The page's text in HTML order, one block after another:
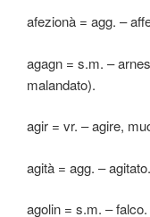
afezionà = agg. –
agagn = s.m. –
malandato).
agir = vr. – agire,
agità = agg. – agitato.
agolin = s.m. – falco.